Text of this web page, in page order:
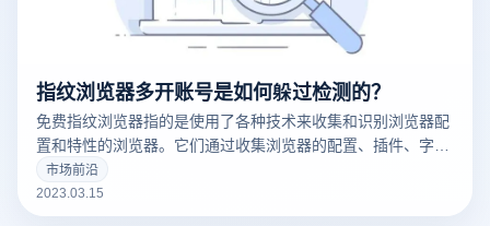
指纹浏览器多开账号是如何躲过检测的？
免费指纹浏览器指的是使用了各种技术来收集和识别浏览器配
置和特性的浏览器。它们通过收集浏览器的配置、插件、字
体、操作系统版本等信息来创建一个唯一的浏览器指纹，这可
以用于追踪用户的在线行为。
市场前沿
2023.03.15